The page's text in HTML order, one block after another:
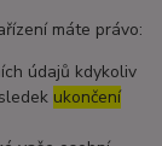
máte právo:
údajů kdykoliv
ukončení